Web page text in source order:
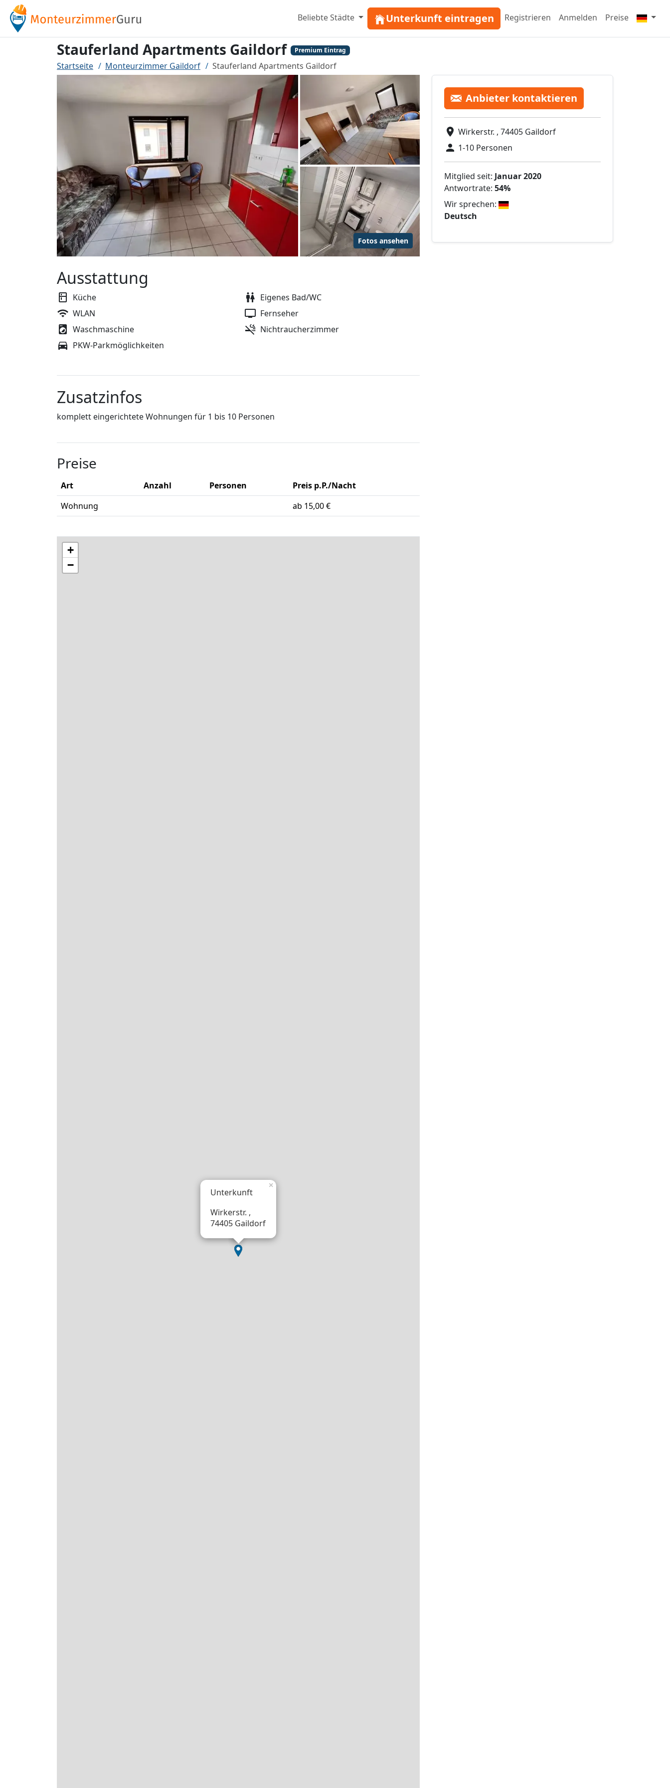
Beliebte Städte Unterkunft eintragen Registrieren Anmelden Preise
Stauferland Apartments Gaildorf Premium Eintrag
Startseite Monteurzimmer Gaildorf Stauferland Apartments Gaildorf
Fotos ansehen
Anbieter kontaktieren
Wirkerstr. , 74405 Gaildorf
1-10 Personen
Mitglied seit: Januar 2020
Antwortrate: 54%
Wir sprechen:
Deutsch
Ausstattung
Küche
Eigenes Bad/WC
WLAN
Fernseher
Waschmaschine
Nichtraucherzimmer
PKW-Parkmöglichkeiten
Zusatzinfos
komplett eingerichtete Wohnungen für 1 bis 10 Personen
Preise
Art Anzahl Personen
Preis p.P./Nacht
Wohnung
ab 15,00 €
Unterkunft
Wirkerstr. ,
74405 Gaildorf
×
+
−